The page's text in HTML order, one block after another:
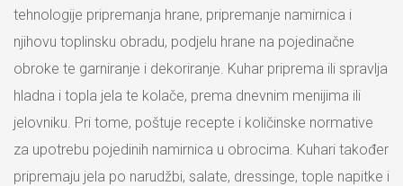
tehnologije pripremanja hrane, pripremanje namirnica i
njihovu toplinsku obradu, podjelu hrane na pojedinačne
obroke te garniranje i dekoriranje. Kuhar priprema ili spravlja
hladna i topla jela te kolače, prema dnevnim menijima ili
jelovniku. Pri tome, poštuje recepte i količinske normative
za upotrebu pojedinih namirnica u obrocima. Kuhari također
pripremaju jela po narudžbi, salate, dressinge, tople napitke i